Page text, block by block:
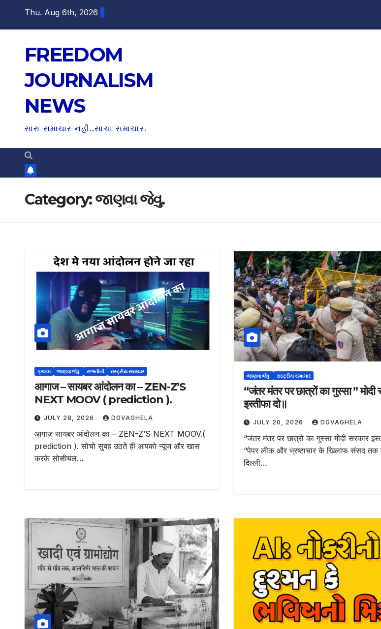
Thu. Aug 6th, 2026
FREEDOM
JOURNALISM
NEWS
સારા સમાચાર નહી..સાચા સમાચાર.
Category:જાણવા જેવુ.
ક્રાઇમ જાણવા જેવુ. રાજનીતી રાસ્ટ્રીય સમાચાર
आगाज – सायबर आंदोलन का – ZEN-Z’S
NEXT MOOV ( prediction ).
JULY 28, 2026 DGVAGHELA
आगाज सायबर आंदोलन का – ZEN-Z’S NEXT MOOV.(
prediction ). सोचो सुबह उठते ही आपको न्यूज और खास
करके सोसीयल…
જાણવા જેવુ. રાસ્ટ્રીય સમાચાર
“जंतर मंतर पर छात्रों का गुस्सा ” मोदी
इस्तीफा दो॥
JULY 20, 2026 DGVAGHELA
“जंतर मंतर पर छात्रों का गुस्सा मोदी सरकार
“पेपर लीक और भ्रष्टाचार के खिलाफ संसद तक
दिल्ली…